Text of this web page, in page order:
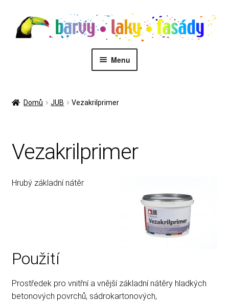
Přeskočit
na
Přejít
Menu
Kontakt
Rady, tipy
Domů JUB Vezakrilprimer
Vezakrilprimer
Hrubý základní nátěr
Použití
Prostředek pro vnitřní a vnější základní nátěry hladkých
betonových povrchů, sádrokartonových,